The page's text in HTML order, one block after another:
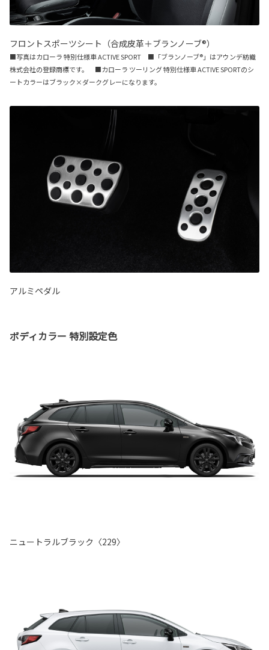
フロントスポーツシート（合成皮革＋ブランノーブ®）
■写真はカローラ 特別仕様車 ACTIVE SPORT ■「ブランノーブ®」はアウンデ紡織
株式会社の登録商標です。 ■カローラ ツーリング 特別仕様車 ACTIVE SPORTのシ
ートカラーはブラック×ダークグレーになります。
アルミペダル
ボディカラー 特別設定色
ニュートラルブラック〈229〉